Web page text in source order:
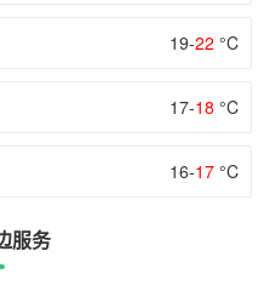
19-22 °C
17-18 °C
16-17 °C
服务